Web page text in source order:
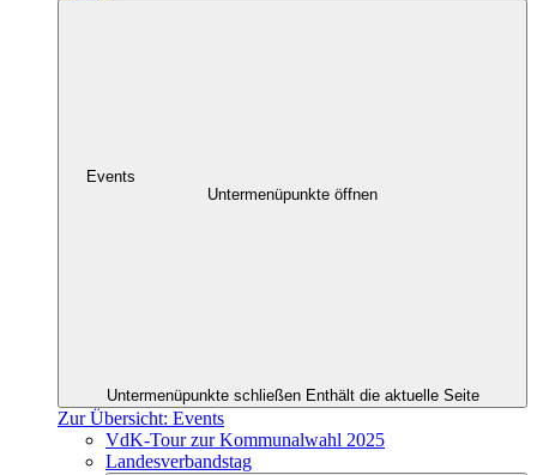
Events
Untermenüpunkte öffnen
Untermenüpunkte schließen Enthält die aktuelle Seite
Zur Übersicht: Events
VdK-Tour zur Kommunalwahl 2025
Landesverbandstag